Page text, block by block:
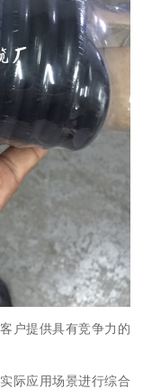
户提供具有竞争力的
际应用场景进行综合